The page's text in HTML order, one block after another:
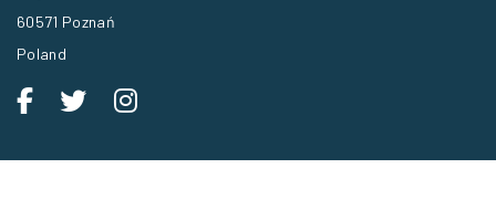
60571 Poznań
Poland